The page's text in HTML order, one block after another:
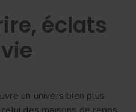
éclats
un univers bien plus